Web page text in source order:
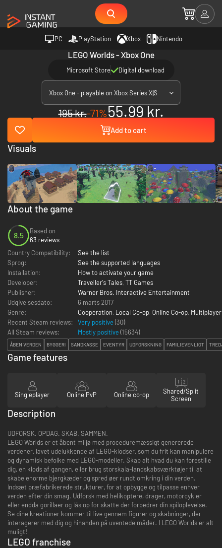
PC PlayStation Xbox Nintendo
LEGO Worlds - Xbox One
Microsoft Store Digital download
Xbox One - playable on Xbox Series X|S
195 kr.-71%55.99 kr.
Add to cart
About the game
8.5
Based on
63 reviews
Country Compatibility:
See the list
Sprog:
See the supported languages
Installation:
How to activate your game
Developer:
Traveller's Tales, TT Games
Publisher:
Warner Bros. Interactive Entertainment
Udgivelsesdato:
6 marts 2017
Genre:
Cooperation, Local Co-op, Online Co-op, Multiplayer
Recent Steam reviews:
Very positive (30)
All Steam reviews:
Mostly positive (15634)
ÅBEN VERDEN BYGGERI SANDKASSE EVENTYR UDFORSKNING FAMILIEVENLIGT
Visuals
Game features
Singleplayer Online PvP Online co-op
Shared/Split
Screen
Description
UDFORSK. OPDAG. SKAB. SAMMEN.
LEGO Worlds er et åbent miljø med proceduremæssigt genererede
verdener, lavet udelukkende af LEGO-klodser, som du frit kan manipulere
og dynamisk befolke med LEGO-modeller. Skab alt hvad du kan forestille
dig, en klods af gangen, eller brug storskala-landskabsværktøjer til at
skabe enorme bjergkæder og spred øer rundt omkring i din verden.
Indsæt præfabrikerede strukturer, for at opbygge og tilpasse enhver
verden efter din smag. Udforsk med helikoptere, drager, motorcykler
eller endda gorillaer og lås op for skatte der forbedrer din spiloplevelse.
Se dine kreationer kommer til live gennem figurer og skabninger, der
interagerer med dig og hinanden på uventede måder. I LEGO Worlds er alt
muligt!
LEGO franchise